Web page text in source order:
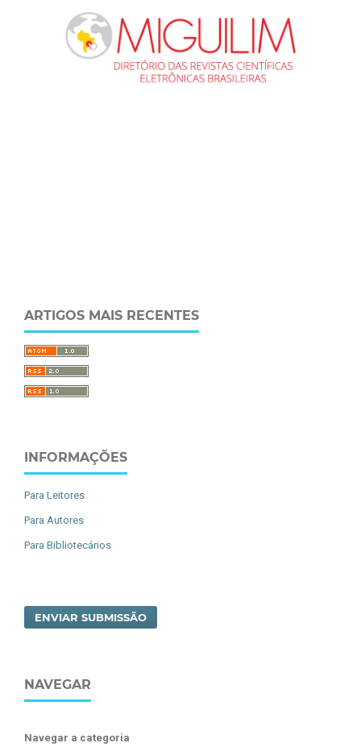
ARTIGOS MAIS RECENTES
INFORMAÇÕES
Para Leitores
Para Autores
Para Bibliotecários
ENVIAR SUBMISSÃO
NAVEGAR
Navegar a categoria